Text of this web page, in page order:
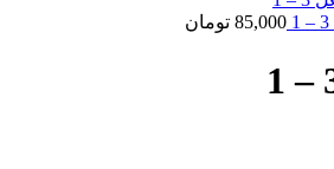
85,000 تومان